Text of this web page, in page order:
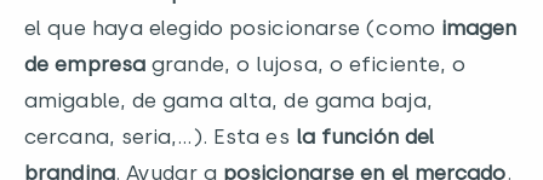
el que haya elegido posicionarse (como imagen
de empresa grande, o lujosa, o eficiente, o
amigable, de gama alta, de gama baja,
cercana, seria,…). Esta es la función del
branding. Ayudar a posicionarse en el mercado.